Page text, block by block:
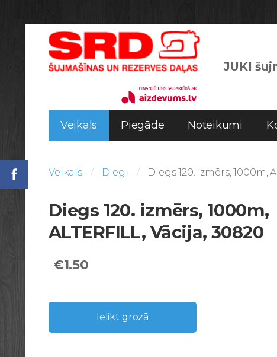
JUKI
Veikals Piegāde Noteikumi
Veikals Diegi Diegs 120. izmērs, 1000m,
Diegs 120. izmērs, 1000m,
ALTERFILL, Vācija, 30820
€1.50
Ielikt grozā